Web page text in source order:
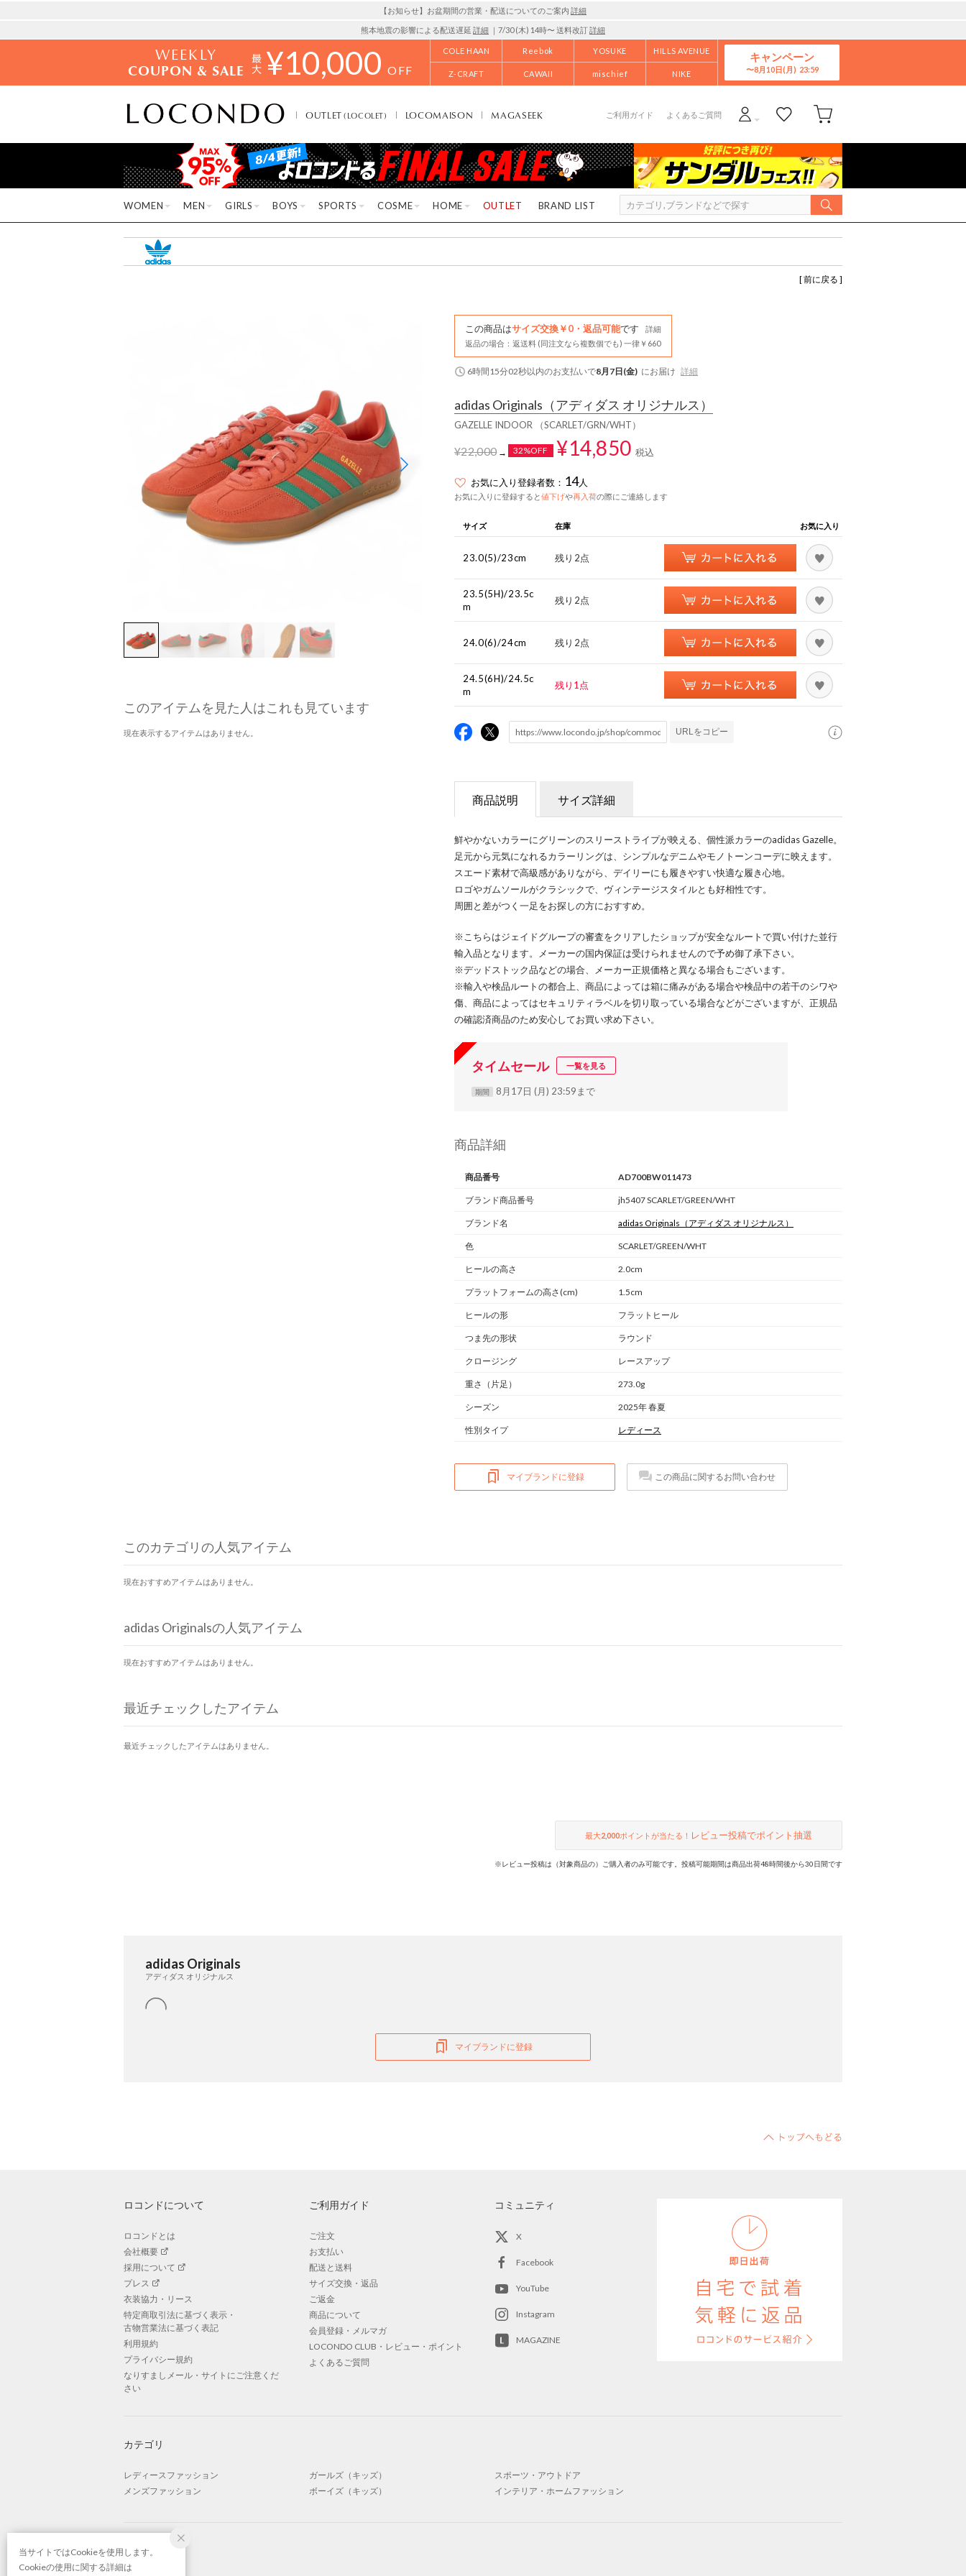
【お知らせ】お盆期間の営業・配送についてのご案内 詳細
熊本地震の影響による配送遅延 詳細 ｜7/30 (木) 14時〜 送料改訂詳細
WEEKLY
COUPON & SALE ¥10,000 OFF
COLE HAAN Reebok YOSUKE HILLS AVENUE
Z-CRAFT CAWAII mischief NIKE
キャンペーン
8月10日(月)
OUTLET(LOCOLET) LOCOMAISON MAGASEEK ご利用ガイド よくあるご質問
WOMEN MEN GIRLS BOYS SPORTS COSME HOME OUTLET BRAND LIST
[ 前に戻る ]
このアイテムを見た人はこれも見ています
現在表示するアイテムはありません。
この商品はサイズ交換￥0・返品可能です
詳細
返品の場合：返送料 (同注文なら複数個でも) 一律￥660
6時間15分01秒以内のお支払いで8月7日(金) にお届け 詳細
adidas Originals （アディダス オリジナルス）
GAZELLE INDOOR （SCARLET/GRN/WHT）
¥22,000→ 32%OFF ¥14,850 税込
お気に入り登録者数： 14人
お気に入りに登録すると値下げや再入荷の際にご連絡します
サイズ 在庫 お気に入り
23.0(5)/23cm 残り2点
23.5(5H)/23.5c
m
残り2点
24.0(6)/24cm 残り2点
24.5(6H)/24.5c
m
残り1点
URLをコピー
商品説明 サイズ詳細
鮮やかないカラーにグリーンのスリーストライプが映える、個性派カラーのadidas Gazelle。
足元から元気になれるカラーリングは、シンプルなデニムやモノトーンコーデに映えます。
スエード素材で高級感がありながら、デイリーにも履きやすい快適な履き心地。
ロゴやガムソールがクラシックで、ヴィンテージスタイルとも好相性です。
周囲と差がつく一足をお探しの方におすすめ。
※こちらはジェイドグループの審査をクリアしたショップが安全なルートで買い付けた並行
輸入品となります。メーカーの国内保証は受けられませんので予め御了承下さい。
※デッドストック品などの場合、メーカー正規価格と異なる場合もございます。
※輸入や検品ルートの都合上、商品によっては箱に痛みがある場合や検品中の若干のシワや
傷、商品によってはセキュリティラベルを切り取っている場合などがございますが、正規品
の確認済商品のため安心してお買い求め下さい。
タイムセール 一覧を見る
期間 8月17日 (月) 23:59まで
商品詳細
商品番号 AD700BW011473
ブランド商品番号 jh5407 SCARLET/GREEN/WHT
ブランド名 adidas Originals （アディダス オリジナルス）
色 SCARLET/GREEN/WHT
ヒールの高さ 2.0cm
プラットフォームの高さ(cm) 1.5cm
ヒールの形 フラットヒール
つま先の形状 ラウンド
クロージング レースアップ
重さ （片足） 273.0g
シーズン 2025年 春夏
性別タイプ レディース
マイブランドに登録 この商品に関するお問い合わせ
このカテゴリの人気アイテム
現在おすすめアイテムはありません。
adidas Originalsの人気アイテム
現在おすすめアイテムはありません。
最近チェックしたアイテム
最近チェックしたアイテムはありません。
最大2,000ポイントが当たる！ レビュー投稿でポイント抽選
※レビュー投稿は（対象商品の）ご購入者のみ可能です。投稿可能期間は商品出荷48時間後から30日間です
adidas Originals
アディダス オリジナルス
マイブランドに登録
ロコンドについて
ロコンドとは
会社概要
採用について
プレス
衣装協力・リース
特定商取引法に基づく表示・
古物営業法に基づく表記
利用規約
プライバシー規約
なりすましメール・サイトにご注意くだ
さい
ご利用ガイド
ご注文
お支払い
配送と送料
サイズ交換・返品
ご返金
商品について
会員登録・メルマガ
LOCONDO CLUB・レビュー・ポイント
よくあるご質問
コミュニティ
X
Facebook
YouTube
Instagram
MAGAZINE
カテゴリ
レディースファッション
メンズファッション
ガールズ（キッズ）
ボーイズ（キッズ）
スポーツ・アウトドア
インテリア・ホームファッション
当サイトではCookieを使用します。
Cookieの使用に関する詳細は